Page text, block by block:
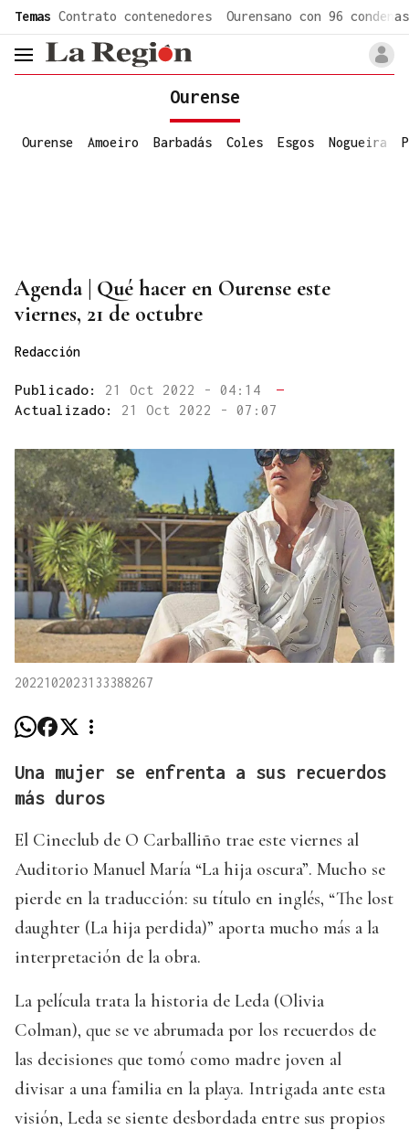
Temas Contrato contenedores Ourensano con 96 condenas
header.menu.open
Ourense
Ourense Amoeiro Barbadás Coles Esgos Nogueira
Agenda | Qué hacer en Ourense este
viernes, 21 de octubre
Redacción
Publicado: 21 Oct 2022 - 04:14
—
Actualizado: 21 Oct 2022 - 07:07
2022102023133388267
Una mujer se enfrenta a sus recuerdos
más duros
El Cineclub de O Carballiño trae este viernes al
Auditorio Manuel María “La hija oscura”. Mucho se
pierde en la traducción: su título en inglés, “The lost
daughter (La hija perdida)” aporta mucho más a la
interpretación de la obra.
La película trata la historia de Leda (Olivia
Colman), que se ve abrumada por los recuerdos de
las decisiones que tomó como madre joven al
divisar a una familia en la playa. Intrigada ante esta
visión, Leda se siente desbordada entre sus propios